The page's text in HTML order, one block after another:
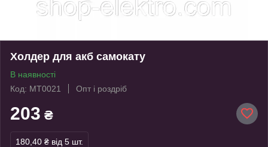
Xолдер для акб самокату
В наявності
Код: MT0021
Опт і роздріб
203 ₴
180,40 ₴ від 5 шт.